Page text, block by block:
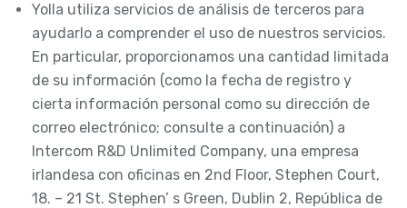
Yolla utiliza servicios de análisis de terceros para
ayudarlo a comprender el uso de nuestros servicios.
En particular, proporcionamos una cantidad limitada
de su información (como la fecha de registro y
cierta información personal como su dirección de
correo electrónico; consulte a continuación) a
Intercom R&D Unlimited Company, una empresa
irlandesa con oficinas en 2nd Floor, Stephen Court,
18. – 21 St. Stephen’ s Green, Dublin 2, República de